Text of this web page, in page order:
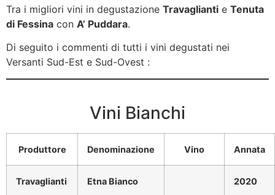
Tra i migliori vini in degustazione Travaglianti e Tenuta
di Fessina con A’ Puddara.
Di seguito i commenti di tutti i vini degustati nei
Versanti Sud-Est e Sud-Ovest :
Vini Bianchi
Produttore Denominazione Vino Annata
Travaglianti Etna Bianco 2020